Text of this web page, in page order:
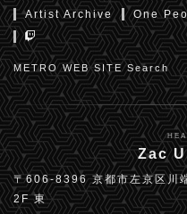
Artist Archive
One
METRO WEB SITE Search
Zac
〒606-8396 京都市左京区川
2F 東